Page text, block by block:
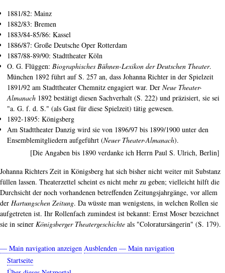
1881/82: Mainz
1882/83: Bremen
1883/84-85/86: Kassel
1886/87: Große Deutsche Oper Rotterdam
1887/88-89/90: Stadttheater Köln
O. G. Flüggen: Biographisches Bühnen-Lexikon der Deutschen Theater.
München 1892 führt auf S. 257 an, dass Johanna Richter in der Spielzeit
1891/92 am Stadttheater Chemnitz engagiert war. Der Neue Theater-
Almanach 1892 bestätigt diesen Sachverhalt (S. 222) und präzisiert, sie sei
"a. G. f. d. S." (als Gast für diese Spielzeit) tätig gewesen.
1892-1895: Königsberg
Am Stadttheater Danzig wird sie von 1896/97 bis 1899/1900 unter den
Ensemblemitgliedern aufgeführt (Neuer Theater-Almanach).
[Die Angaben bis 1890 verdanke ich Herrn Paul S. Ulrich, Berlin]
Johanna Richters Zeit in Königsberg hat sich bisher nicht weiter mit Substanz
füllen lassen. Theaterzettel scheint es nicht mehr zu geben; vielleicht hilft die
Durchsicht der noch vorhandenen betreffenden Zeitungsjahrgänge, vor allem
der Hartungschen Zeitung. Da wüsste man wenigstens, in welchen Rollen sie
aufgetreten ist. Ihr Rollenfach zumindest ist bekannt: Ernst Moser bezeichnet
sie in seiner Königsberger Theatergeschichte als "Coloratursängerin" (S. 179).
Main
navigation
— Main navigation anzeigen Ausblenden — Main navigation
Startseite